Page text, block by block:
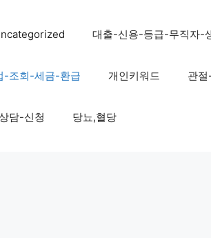
대출-신용-등급-무직자-
-조회-세금-환급 개인키워드 관
담-신청 당뇨,혈당